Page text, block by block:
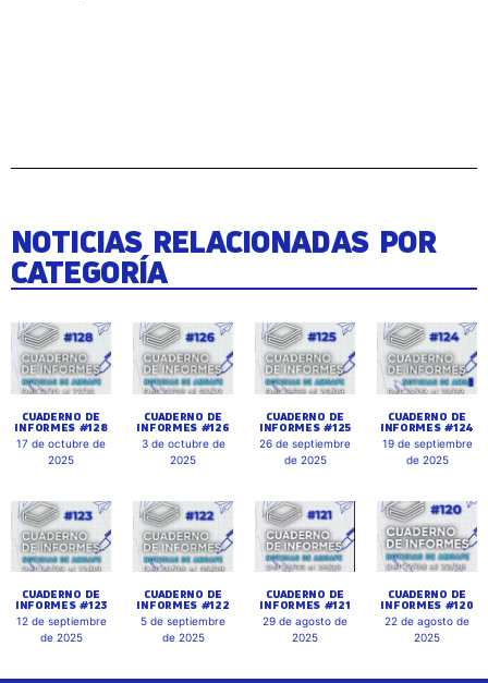
NOTICIAS RELACIONADAS POR
CATEGORÍA
CUADERNO DE
INFORMES #128
17 de octubre de
2025
CUADERNO DE
INFORMES #126
3 de octubre de
2025
CUADERNO DE
INFORMES #125
26 de septiembre
de 2025
CUADERNO DE
INFORMES #124
19 de septiembre
de 2025
CUADERNO DE
INFORMES #123
12 de septiembre
de 2025
CUADERNO DE
INFORMES #122
5 de septiembre
de 2025
CUADERNO DE
INFORMES #121
29 de agosto de
2025
CUADERNO DE
INFORMES #120
22 de agosto de
2025